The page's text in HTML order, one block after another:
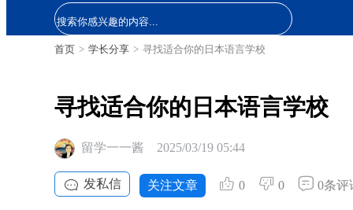
首页 > 学长分享 > 寻找适合你的日本语言学校
寻找适合你的日本语言学校
留学一一酱 2025/03/19 05:44
发私信 关注文章 0 0 0条评